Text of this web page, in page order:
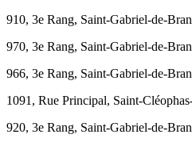
910, 3e Rang, Saint-Gabriel-de-
970, 3e Rang, Saint-Gabriel-de-
966, 3e Rang, Saint-Gabriel-de-
1091, Rue Principal, Saint-
920, 3e Rang, Saint-Gabriel-de-